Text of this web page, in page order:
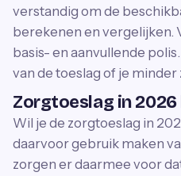
verstandig om de
berekenen en vergelijken.
basis- en aanvullende
van de toeslag of je
Zorgtoeslag in
Wil je de zorgtoeslag in
daarvoor gebruik maken
zorgen er daarmee voor